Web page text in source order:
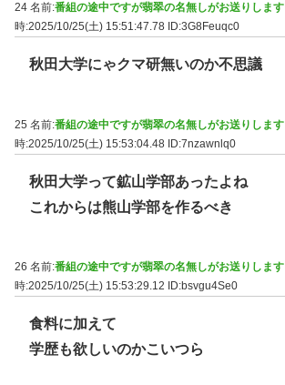
24 名前:番組の途中ですが翡翠の名無しがお送りします
時:2025/10/25(土) 15:51:47.78 ID:3G8Feuqc0
秋田大学にゃクマ研無いのか不思議
25 名前:番組の途中ですが翡翠の名無しがお送りします
時:2025/10/25(土) 15:53:04.48 ID:7nzawnlq0
秋田大学って鉱山学部あったよね
これからは熊山学部を作るべき
26 名前:番組の途中ですが翡翠の名無しがお送りします
時:2025/10/25(土) 15:53:29.12
ID:bsvgu4Se0
食料に加えて
学歴も欲しいのかこいつら